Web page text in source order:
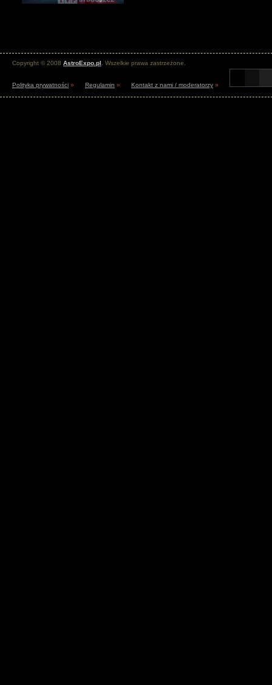
Copyright © 2008 AstroExpo.pl . Wszelkie prawa zastrzeżone.
Polityka prywatności » Regulamin » Kontakt z nami / moderatorzy »